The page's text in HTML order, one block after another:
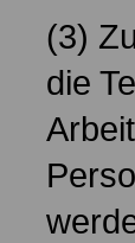
(3)
die